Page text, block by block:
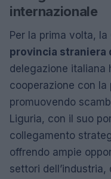
internazionale
Per la prima volta,
provincia straniera
delegazione italiana
cooperazione con
promuovendo
Liguria, con il suo
collegamento
offrendo ampie
settori